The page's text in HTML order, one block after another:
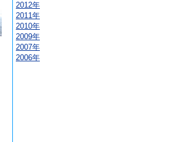
2012年
2011年
2010年
2009年
2007年
2006年